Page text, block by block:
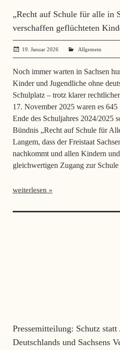
„Recht auf Schule für alle in
verschaffen geflüchteten
19. Januar 2026 administrator
Allgemein
Noch immer warten in Sachsen
Kinder und Jugendliche ohne
Schulplatz – trotz klarer
17. November 2025 waren es
Ende des Schuljahres 2024/2025
Bündnis „Recht auf Schule für
Langem, dass der Freistaat
nachkommt und allen Kindern
gleichwertigen Zugang zur
weiterlesen
Pressemitteilung: Schutz statt
Deutschlands und Sachsens